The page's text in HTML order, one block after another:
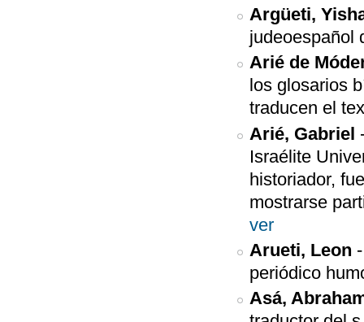
Argüeti,
judeoespañol
Arié de
los glosarios
traducen el
Arié, Gabriel
Israélite
historiador,
mostrarse
ver
Arueti, Leon
periódico
Asá,